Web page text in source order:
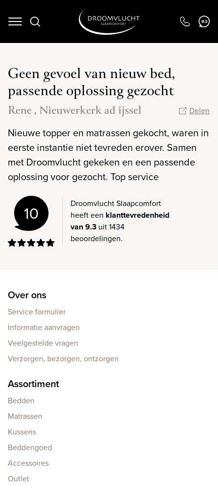
Navigation 9.3
Geen gevoel van nieuw bed,
passende oplossing gezocht
Rene , Nieuwerkerk ad ijssel Delen
Nieuwe topper en matrassen gekocht, waren in
eerste instantie niet tevreden erover. Samen
met Droomvlucht gekeken en een passende
oplossing voor gezocht. Top service
10
Droomvlucht Slaapcomfort
heeft een klanttevredenheid
van 9.3 uit 1434
beoordelingen.
Over ons
Service formulier
Informatie aanvragen
Veelgestelde vragen
Verzorgen, bezorgen, ontzorgen
Assortiment
Bedden
Matrassen
Kussens
Beddengoed
Accessoires
Outlet